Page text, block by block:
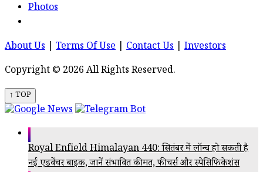
Photos
About Us Terms Of Use Contact Us
Investors
Copyright © 2026 All Rights Reserved.
↑ TOP
Royal Enfield Himalayan 440: सितंबर में लॉन्च हो सकती है
नई एडवेंचर बाइक, जानें संभावित कीमत, फीचर्स और स्पेसिफिकेशंस